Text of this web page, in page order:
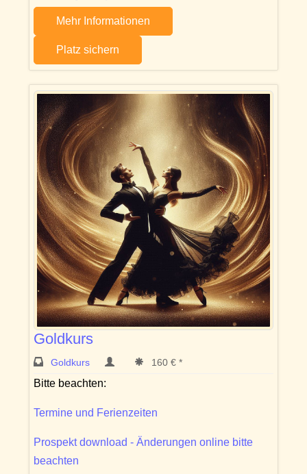
Mehr Informationen
Platz sichern
Goldkurs
Goldkurs 160 € *
Bitte beachten:
Termine und Ferienzeiten
Prospekt download - Änderungen online bitte
beachten